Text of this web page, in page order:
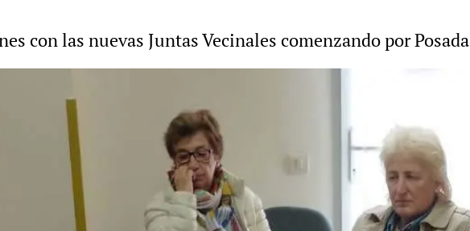
con las nuevas Juntas Vecinales comenzando por Posada